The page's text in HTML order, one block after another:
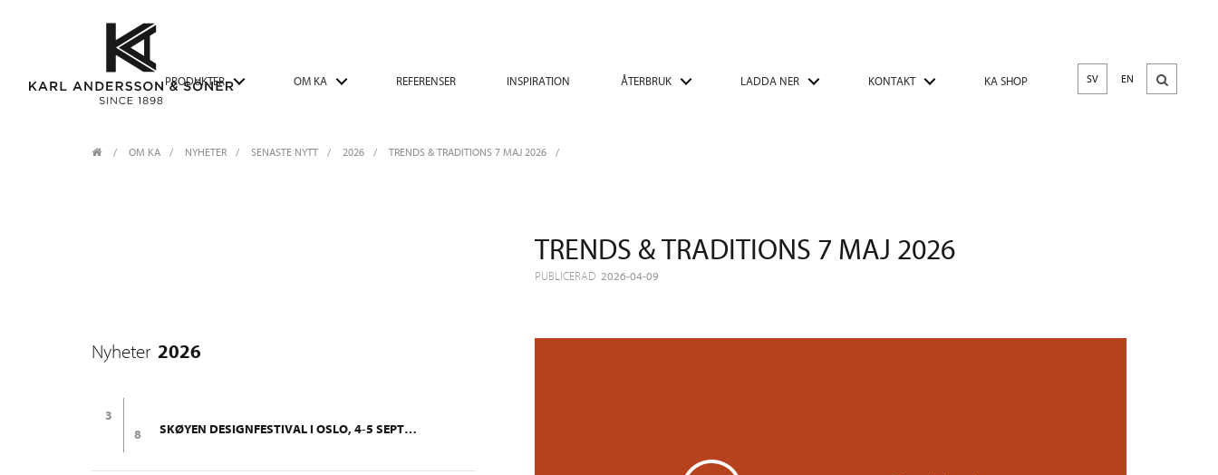
PRODUKTER OM KA REFERENSER INSPIRATION ÅTERBRUK LADDA NER KONTAKT KA SHOP SV EN
OM KA / NYHETER / SENASTE NYTT 2026 / TRENDS & TRADITIONS 7 MAJ 2026
TRENDS & TRADITIONS 7 MAJ 2026
PUBLICERAD 2026-04-09
Nyheter2026
3
8
SKØYEN DESIGNFESTIVAL I OSLO, 4-5 SEPTEMBER 2026